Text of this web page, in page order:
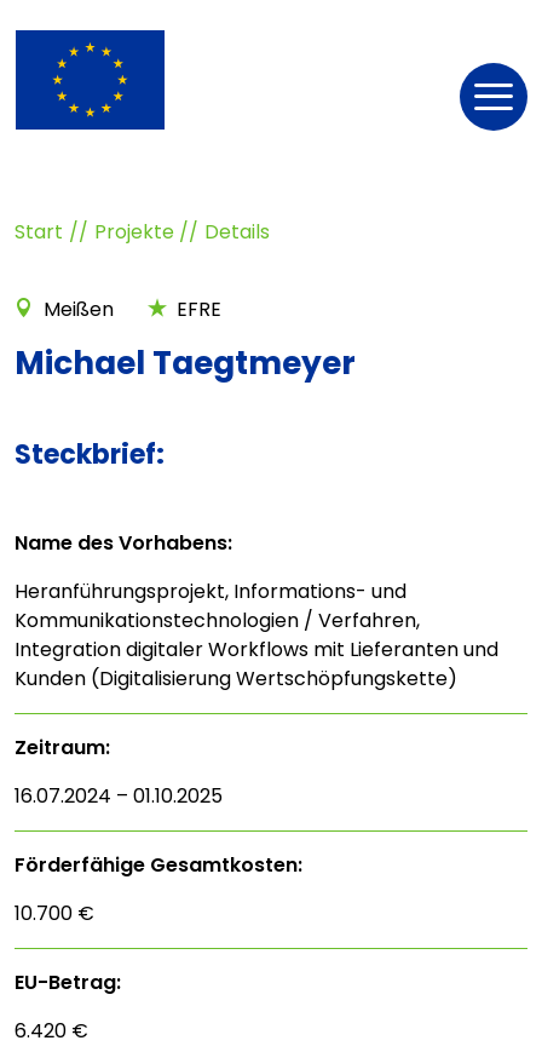
Start Projekte Details
Meißen EFRE
Michael Taegtmeyer
Steckbrief:
Name des Vorhabens:
Heranführungsprojekt, Informations- und
Kommunikationstechnologien / Verfahren,
Integration digitaler Workflows mit Lieferanten und
Kunden (Digitalisierung Wertschöpfungskette)
Zeitraum:
16.07.2024 – 01.10.2025
Förderfähige Gesamtkosten:
10.700 €
EU-Betrag:
6.420 €